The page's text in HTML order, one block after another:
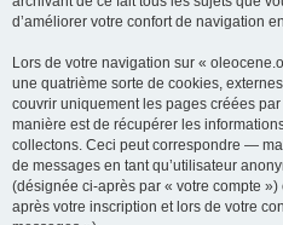
d’améliorer votre confort de navigation
Lors de votre navigation sur «
une quatrième sorte de cookies,
couvrir uniquement les pages créées
manière est de récupérer les
collectons. Ceci peut correspondre —
de messages en tant qu’utilisateur
(désignée ci-après par « votre compte
après votre inscription et lors de votre